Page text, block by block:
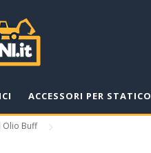
ACCESSORI PER STATICO
Olio Buff